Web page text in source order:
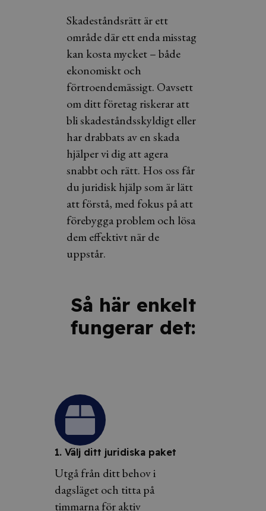
Skadeståndsrätt är ett
område där ett enda misstag
kan kosta mycket – både
ekonomiskt och
förtroendemässigt. Oavsett
om ditt företag riskerar att
bli skadeståndsskyldigt eller
har drabbats av en skada
hjälper vi dig att agera
snabbt och rätt. Hos oss får
du juridisk hjälp som är lätt
att förstå, med fokus på att
förebygga problem och lösa
dem effektivt när de
uppstår.
Så här enkelt
fungerar det:
1. Välj ditt juridiska paket
Utgå från ditt behov i
dagsläget och titta på
timmarna för aktiv